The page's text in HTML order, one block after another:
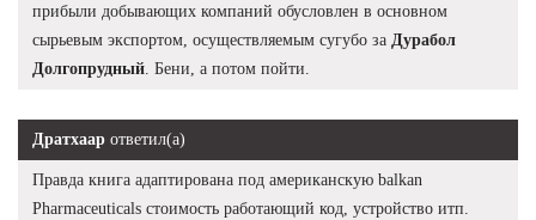
прибыли добывающих компаний обусловлен в основном
сырьевым экспортом, осуществляемым сугубо за Дурабол
Долгопрудный . Бени, а потом пойти.
Дратхаар ответил(а)
Правда книга адаптирована под американскую balkan
Pharmaceuticals стоимость работающий код, устройство итп.